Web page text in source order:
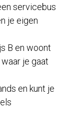
servicebus
je eigen
B en woont
je gaat
en kunt je